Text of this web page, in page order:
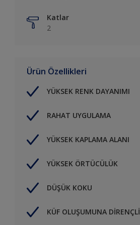
Katlar
2
Ürün Özellikleri
YÜKSEK RENK DAYANIMI
RAHAT UYGULAMA
YÜKSEK KAPLAMA ALANI
YÜKSEK ÖRTÜCÜLÜK
DÜŞÜK KOKU
KÜF OLUŞUMUNA DİRENÇLİ